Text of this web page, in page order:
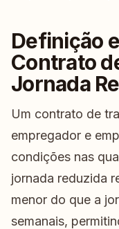
Definição
Contrato
Jornada
Um contrato de
empregador e
condições nas
jornada reduzida
menor do que a
semanais,